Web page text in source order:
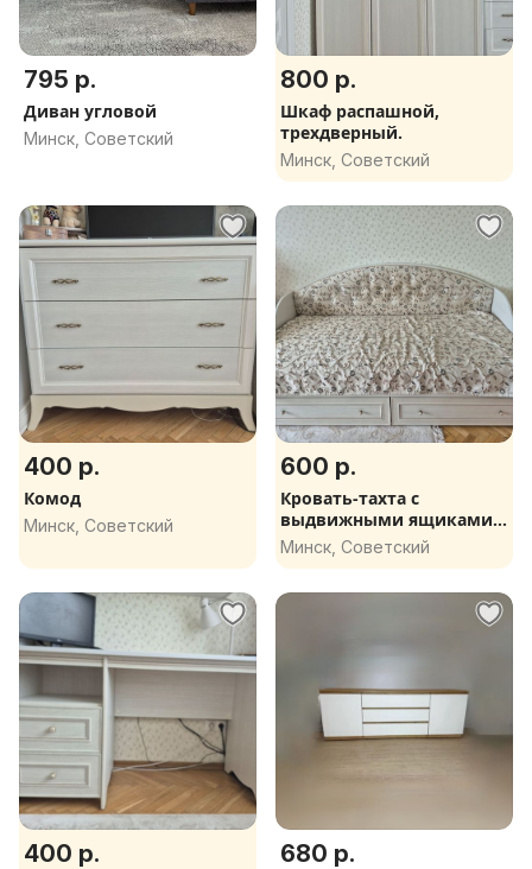
795 р.
Диван угловой
Минск, Советский
800 р.
Шкаф распашной,
трехдверный.
Минск, Советский
400 р.
Комод
Минск, Советский
600 р.
Кровать-тахта с
выдвижными ящиками
и матрасом
Минск, Советский
400 р. 680 р.